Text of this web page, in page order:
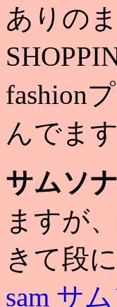
ありの
fashion
んでま
サムソ
ますが
きて段
sam サ